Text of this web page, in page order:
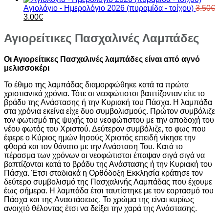
2.70€.
was: τιμή
Αγιολόγιο - Ημερολόγιο 2026 (πυραμίδα - τοίχου) 3.50€
Original
was:
3.50€.
3.00€Η
τιμή
είναι:
Αγιορείτικες Πασχαλινές Λαμπάδες
Οι Αγιορείτικες Πασχαλινές λαμπάδες είναι από αγνό
μελισσοκέρι
Το έθιμο της λαμπάδας διαμορφώθηκε κατά τα πρώτα
χριστιανικά χρόνια. Τότε οι νεοφώτιστοι βαπτίζονταν είτε το
βράδυ της Ανάστασης ή την Κυριακή του Πάσχα. Η λαμπάδα
στα χρόνια εκείνα είχε δυο συμβολισμούς. Πρώτον συμβόλιζε
τον φωτισμό της ψυχής του νεοφώτιστου με την αποδοχή του
νέου φωτός του Χριστού. Δεύτερον συμβόλιζε, το φως που
έφερε ο Κύριος ημών Ιησούς Χριστός επειδή νίκησε την
φθορά και τον θάνατο με την Ανάσταση Του. Κατά το
πέρασμα των χρόνων οι νεοφώτιστοι έπαψαν σιγά σιγά να
βαπτίζονται κατά το βράδυ της Ανάστασης ή την Κυριακή του
Πάσχα. Έτσι σταδιακά η Ορθόδοξη Εκκλησία κράτησε τον
δεύτερο συμβολισμό της Πασχαλινής Λαμπάδας που έχουμε
έως σήμερα. Η λαμπάδα έτσι ταυτίστηκε με τον εορτασμό του
Πάσχα και της Αναστάσεως. Το χρώμα της είναι κυρίως
ανοιχτό θέλοντας έτσι να δείξει την χαρά της Ανάστασης.